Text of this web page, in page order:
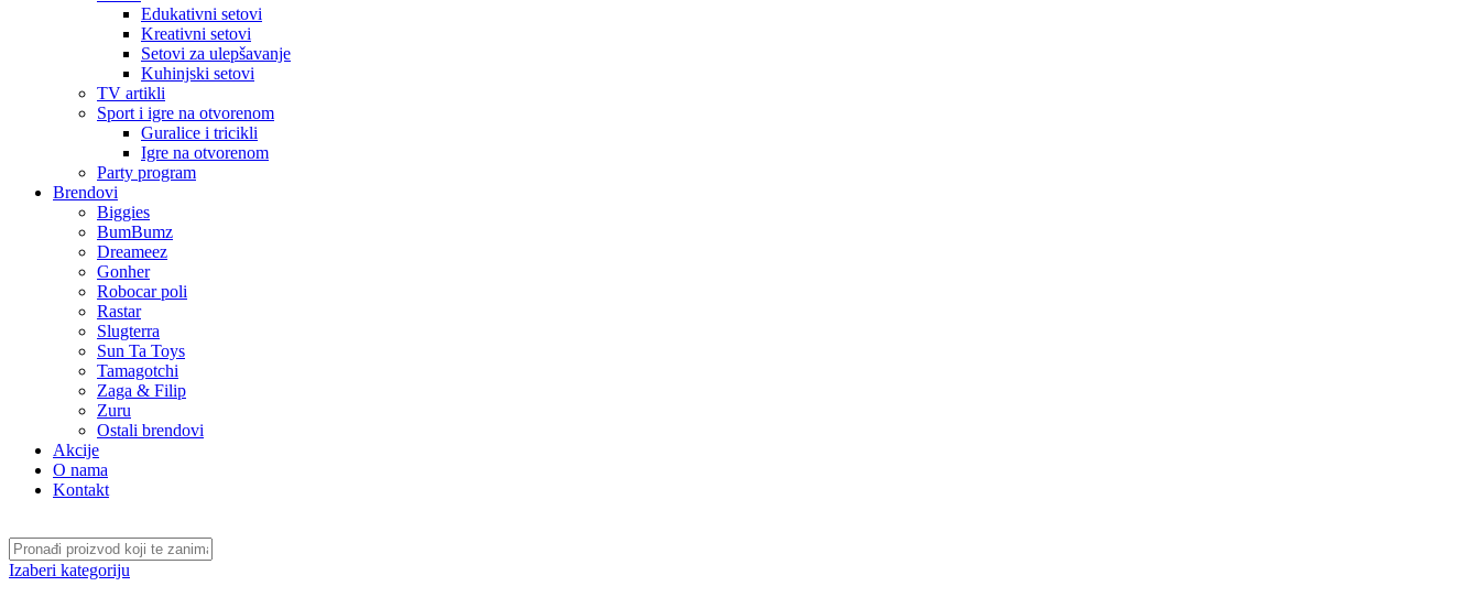
Edukativni setovi
Kreativni setovi
Setovi za ulepšavanje
Kuhinjski setovi
TV artikli
Sport i igre na otvorenom
Guralice i tricikli
Igre na otvorenom
Party program
Brendovi
Biggies
BumBumz
Dreameez
Gonher
Robocar poli
Rastar
Slugterra
Sun Ta Toys
Tamagotchi
Zaga & Filip
Zuru
Ostali brendovi
Akcije
O nama
Kontakt
Izaberi kategoriju